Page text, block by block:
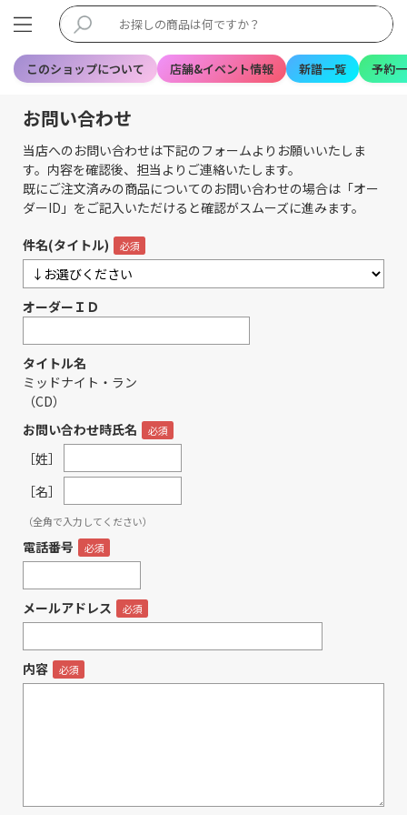
このショップについて 店舗&イベント情報 新譜一覧 予約
お問い合わせ
当店へのお問い合わせは下記のフォームよりお願いいたしま
す。内容を確認後、担当よりご連絡いたします。
既にご注文済みの商品についてのお問い合わせの場合は「オー
ダーID」をご記入いただけると確認がスムーズに進みます。
件名(タイトル)
オーダーＩＤ
タイトル名
ミッドナイト・ラン
（CD）
お問い合わせ時氏名
［姓］
［名］
（全角で入力してください）
電話番号
メールアドレス
内容